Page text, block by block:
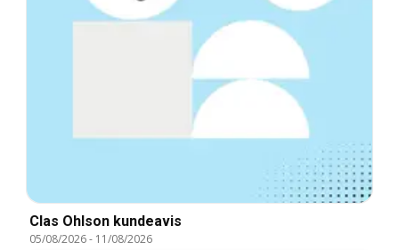
Clas Ohlson kundeavis
05/08/2026- 11/08/2026